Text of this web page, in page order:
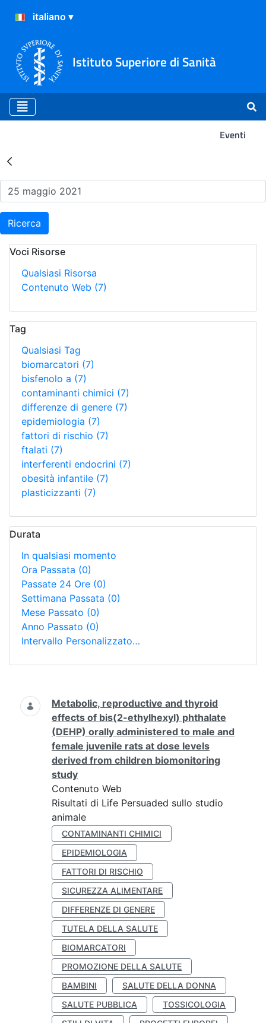
Istituto Superiore di Sanità
Eventi
Risultati della Ricerca -
Ricerca
Voci Risorse
Qualsiasi Risorsa
Contenuto Web (7)
Tag
Qualsiasi Tag
biomarcatori (7)
bisfenolo a (7)
contaminanti chimici (7)
differenze di genere (7)
epidemiologia (7)
fattori di rischio (7)
ftalati (7)
interferenti endocrini (7)
obesità infantile (7)
plasticizzanti (7)
Durata
In qualsiasi momento
Ora Passata (0)
Passate 24 Ore (0)
Settimana Passata (0)
Mese Passato (0)
Anno Passato (0)
Intervallo Personalizzato…
Ricerca
Metabolic, reproductive and thyroid
effects of bis(2-ethylhexyl) phthalate
(DEHP) orally administered to male and
female juvenile rats at dose levels
derived from children biomonitoring
study
Contenuto Web
Risultati di Life Persuaded sullo studio
animale
CONTAMINANTI CHIMICI
EPIDEMIOLOGIA
FATTORI DI RISCHIO
SICUREZZA ALIMENTARE
DIFFERENZE DI GENERE
TUTELA DELLA SALUTE
BIOMARCATORI
PROMOZIONE DELLA SALUTE
BAMBINI
SALUTE DELLA DONNA
SALUTE PUBBLICA
TOSSICOLOGIA